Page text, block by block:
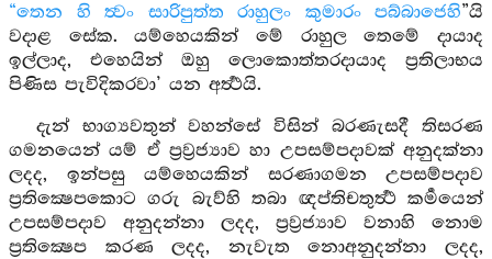
“තෙන හි ත්‍වං සාරිපුත්ත රාහුලං කුමාරං පබ්බාජෙහි”යි
වදාළ සේක. යම්හෙයකින් මේ රාහුල තෙමේ දායාද
ඉල්ලාද, එහෙයින් ඔහු ලොකොත්තරදායාද ප්‍රතිලාභය
පිණිස පැවිදිකරවා’ යන අර්‍ත්‍ථයි.
දැන් භාග්‍යවතුන් වහන්සේ විසින් බරණැසදී තිසරණ
ගමනයෙන් යම් ඒ ප්‍රව්‍රජ්‍යාව හා උපසම්පදාවක් අනුදක්නා
ලදද, ඉන්පසු යම්හෙයකින් සරණාගමන උපසම්පදාව
ප්‍රතික්‍ෂෙපකොට ගරු බැව්හි තබා ඥප්තිචතුර්‍ත්‍ථ කර්‍මයෙන්
උපසම්පදාව අනුදන්නා ලදද, ප්‍රව්‍රජ්‍යාව වනාහි නොම
ප්‍රතික්‍ෂෙප කරණ ලදද, නැවැත නොඅනුදන්නා ලදද,